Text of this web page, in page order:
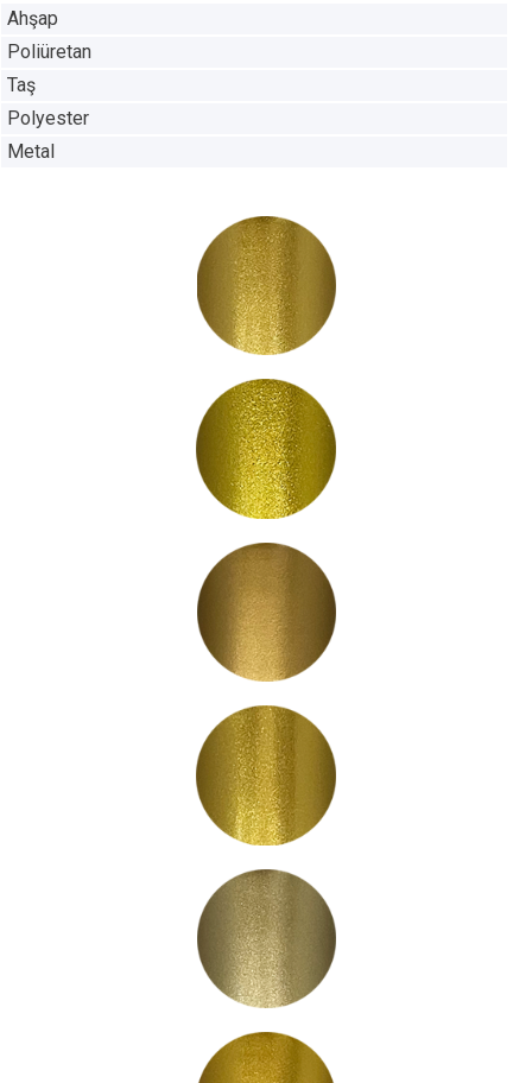
Ahşap
Poliüretan
Taş
Polyester
Metal
PB1000
PB1001
PB1002
PB1003
PB1004